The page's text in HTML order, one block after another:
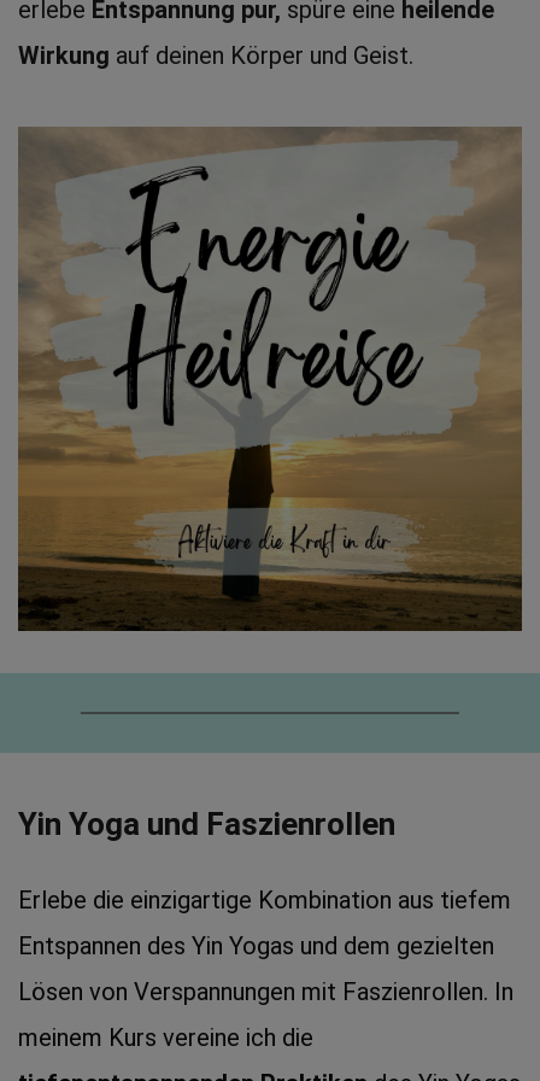
erlebe Entspannung pur, spüre eine heilende
Wirkung auf deinen Körper und Geist.
Yin Yoga und Faszienrollen
Erlebe die einzigartige Kombination aus tiefem
Entspannen des Yin Yogas und dem gezielten
Lösen von Verspannungen mit Faszienrollen. In